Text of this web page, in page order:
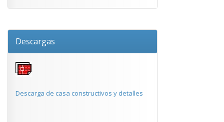
Descargas
Descarga de casa constructivos y detalles